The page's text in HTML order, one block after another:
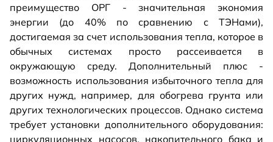
преимущество ОРГ - значительная экономия
энергии (до 40% по сравнению с ТЭНами),
достигаемая за счет использования тепла, которое в
обычных системах просто рассеивается в
окружающую среду. Дополнительный плюс -
возможность использования избыточного тепла для
других нужд, например, для обогрева грунта или
других технологических процессов. Однако система
требует установки дополнительного оборудования:
циркуляционных насосов, накопительного бака и